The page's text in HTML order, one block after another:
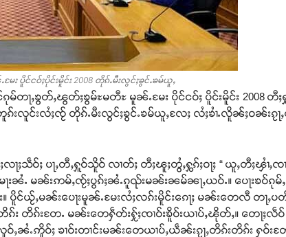
း ပိူင်ငဝ်ႈပိုင်းမိူင်း 2008 တိုၵ်ႉမီးလွင်ႈၶွင်ႉၶမ်ယူႇ
မ်တႃႇၶွတ်ႇၽွတ်ႈၶွမ်ႊမတီႊ မူၼ်ႉမႄး ပိုင်ငဝ်ႈ ပိူင်းမိူင်း 2008 တီ
ၵ်းလူင်းလႆႈၸႂ် တိုၵ်ႉမီးလွင်ႈၶွင်ႉၶမ်ယူႇလႄႈ လႆႈၶၢႆႉလိူၼ်ႈဝၼ်းၵႂႃ
ဝ်ႈ ပႃႇတီႇႁူဝ်သိူဝ် လၢတ်ႈ တီႈၽူႈတွႆႇႁွၵ်ႈဝႃႈ “ ယူႇတီႈၾၢႆႇၸၢ
ႉ မၼ်းဢမ်ႇၸႂ်ႈပွၵ်ႈၼႆႉၵူၺ်းမၼ်းၼမ်ၼႃႇယဝ်ႉ။ ပေႃးၶဝ်ၵုမ်ႇ
ပိူင်ယႂ်ႇမၼ်းပေႃးမူၼ်ႉမႄးလႆႈလၵ်းမိူင်းၵေႃႈ မၼ်းတေလီ တႃႇပ
တိၵ်းတႄႉ မၼ်းတေႁဵတ်းႁႂ်ႈၸၢဝ်းၶိူဝ်းယၢပ်ႇၽိုတ်ႇ။ တေႃႈလဵဝ်
လူဝ်ႇၼႆႉဢိူဝ်ႈ ၶၢဝ်းတၢင်းမၼ်းတေယၢပ်ႇယဵၼ်းၵႂႃႇတိၵ်းတိၵ်း ႁဝ်း